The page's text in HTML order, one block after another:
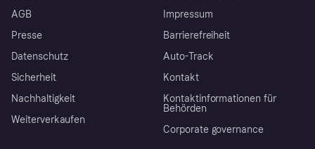
AGB
Presse
Datenschutz
Sicherheit
Nachhaltigkeit
Weiterverkaufen
Impressum
Barrierefreiheit
Auto-Track
Kontakt
Kontaktinformationen für
Behörden
Corporate governance